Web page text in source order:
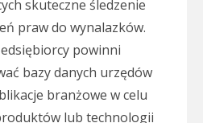
skuteczne śledzenie
praw do wynalazków.
powinni
bazy danych urzędów
branżowe w celu
lub technologii